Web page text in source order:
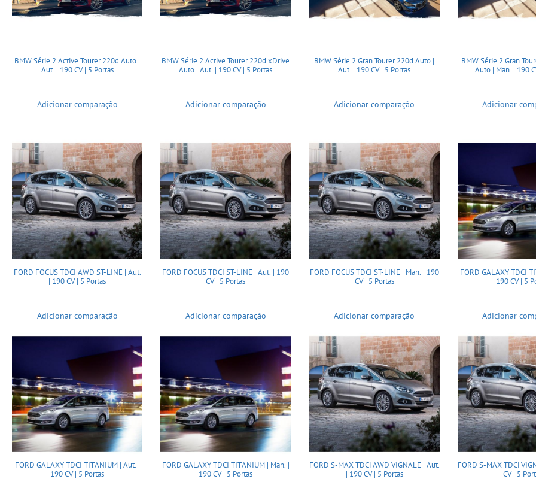
BMW Série 2 Active Tourer 220d Auto |
Aut. | 190 CV | 5 Portas
Adicionar comparação
BMW Série 2 Active Tourer 220d xDrive
Auto | Aut. | 190 CV | 5 Portas
Adicionar comparação
BMW Série 2 Gran Tourer 220d Auto |
Aut. | 190 CV | 5 Portas
Adicionar comparação
BMW Série 2 Gran
Auto | Man. | 190
Adicionar
FORD FOCUS TDCI AWD ST-LINE | Aut.
| 190 CV | 5 Portas
Adicionar comparação
FORD FOCUS TDCI ST-LINE | Aut. | 190
CV | 5 Portas
Adicionar comparação
FORD FOCUS TDCI ST-LINE | Man. | 190
CV | 5 Portas
Adicionar comparação
FORD GALAXY TDCI
190 CV | 5
Adicionar
FORD GALAXY TDCI TITANIUM | Aut. |
190 CV | 5 Portas
FORD GALAXY TDCI TITANIUM | Man. |
190 CV | 5 Portas
FORD S-MAX TDCi AWD VIGNALE | Aut.
| 190 CV | 5 Portas
FORD S-MAX TDCi
CV | 5